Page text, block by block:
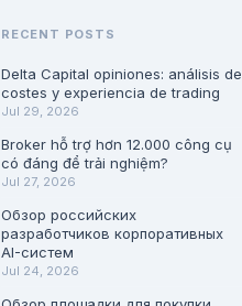
RECENT POSTS
Delta Capital opiniones: análisis de
costes y experiencia de trading
Jul 29, 2026
Broker hỗ trợ hơn 12.000 công cụ
có đáng để trải nghiệm?
Jul 27, 2026
Обзор российских
разработчиков корпоративных
AI-систем
Jul 24, 2026